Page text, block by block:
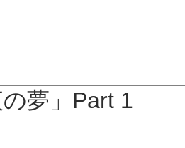
夢」Part 1